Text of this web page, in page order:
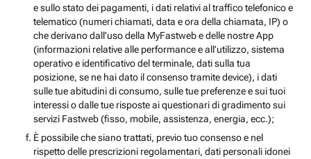
e sullo stato dei pagamenti, i dati relativi al traffico telefonico e
telematico (numeri chiamati, data e ora della chiamata, IP) o
che derivano dall’uso della MyFastweb e delle nostre App
(informazioni relative alle performance e all’utilizzo, sistema
operativo e identificativo del terminale, dati sulla tua
posizione, se ne hai dato il consenso tramite device), i dati
sulle tue abitudini di consumo, sulle tue preferenze e sui tuoi
interessi o dalle tue risposte ai questionari di gradimento sui
servizi Fastweb (fisso, mobile, assistenza, energia, ecc.);
È possibile che siano trattati, previo tuo consenso e nel
rispetto delle prescrizioni regolamentari, dati personali idonei